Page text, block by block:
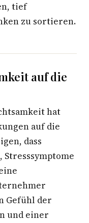
tief
zu sortieren.
auf die
hat
auf die
dass
Gefühl der
und einer